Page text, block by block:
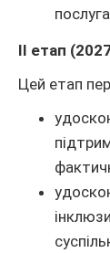
II етап
Цей етап